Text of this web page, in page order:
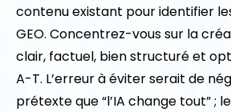
contenu existant pour identifier
GEO. Concentrez-vous sur la
clair, factuel, bien structuré et
A-T. L’erreur à éviter serait de
prétexte que “l’IA change tout” ;